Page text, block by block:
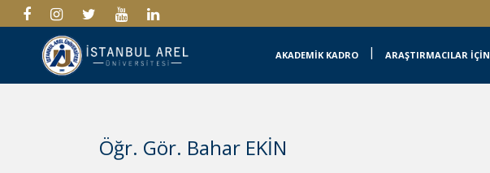
AKADEMİK KADRO ARAŞTIRMACILAR İÇİN
Öğr. Gör. Bahar EKİN